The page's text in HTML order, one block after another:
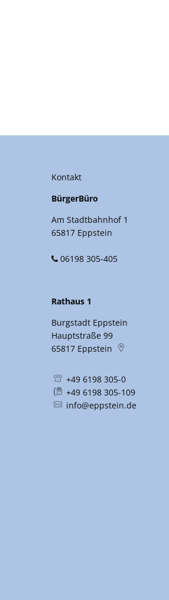
Kontakt
BürgerBüro
Am Stadtbahnhof 1
65817 Eppstein
06198 305-405
Rathaus 1
Burgstadt Eppstein
Hauptstraße 99
65817 Eppstein
+49 6198 305-0
+49 6198 305-109
info@eppstein.de